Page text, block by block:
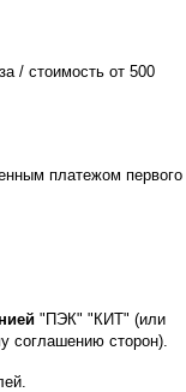
/ стоимость от 500
платежом первого
"ПЭК" "КИТ" (или
соглашению сторон).